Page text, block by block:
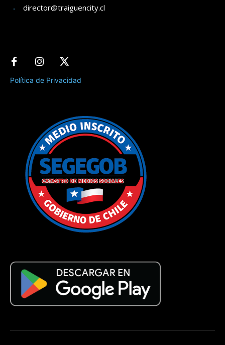
director@traiguencity.cl
Política de Privacidad